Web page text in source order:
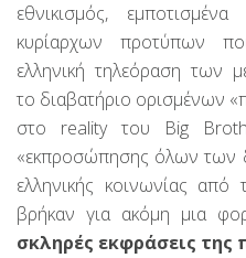
εθνικισμός,
κυρίαρχων προτύπων
ελληνική τηλεόραση των
το διαβατήριο ορισμένων
στο reality του Big
«εκπροσώπησης όλων των
ελληνικής κοινωνίας
βρήκαν για ακόμη μια
σκληρές εκφράσεις της